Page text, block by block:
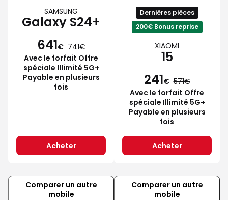
SAMSUNG
Galaxy S24+
641€ 741
Avec le forfait Offre
spéciale Illimité 5G+
Payable en plusieurs
fois
Acheter
Dernières pièces
200€ Bonus reprise
XIAOMI
15
241€ 571
Avec le forfait Offre
spéciale Illimité 5G+
Payable en plusieurs
fois
Acheter
Comparer un autre
mobile
Comparer un autre
mobile